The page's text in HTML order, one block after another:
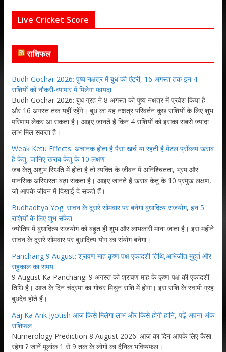
Live Cricket Score
राशिफल
Budh Gochar 2026: पुष्य नक्षत्र में बुध की एंट्री, 16 अगस्त तक इन 4
राशियों को नौकरी-व्यापार में मिलेगा फायदा
Budh Gochar 2026: बुध ग्रह ने 8 अगस्त को पुष्य नक्षत्र में प्रवेश किया है
और 16 अगस्त तक यहीं रहेंगे। बुध का यह नक्षत्र परिवर्तन कुछ राशियों के लिए शुभ
परिणाम लेकर आ सकता है। आइए जानते हैं किन 4 राशियों को इसका सबसे ज्यादा
लाभ मिल सकता है।
Weak Ketu Effects: अचानक होता है पैसा खर्च या रहती है मेंटल प्रॉब्लम खराब
है केतु, जानिए खराब केतु के 10 लक्षण
जब केतु अशुभ स्थिति में होता है तो व्यक्ति के जीवन में अनिश्चितता, भ्रम और
मानसिक अस्थिरता बढ़ा सकता है। आइए जानते हैं खराब केतु के 10 प्रमुख लक्षण,
जो आपके जीवन में दिखाई दे सकते हैं।
Budhaditya Yog: सावन के दूसरे सोमवार पर बनेगा बुधादित्य राजयोग, इन 5
राशियों के लिए शुभ संकेत
ज्योतिष में बुधादित्य राजयोग को बहुत ही शुभ और लाभकारी माना जाता है। इस महीने
सावन के दूसरे सोमवार पर बुधादित्य योग का संयोग बनेगा।
Panchang 9 August: श्रावण माह कृष्ण पक्ष एकादशी तिथि,अभिजीत मुहूर्त और
राहुकाल का समय
9 August Ka Panchang: 9 अगस्त को श्रावण माह के कृष्ण पक्ष की एकादशी
तिथि है। आज के दिन चंद्रमा का गोचर मिथुन राशि में होगा। इस राशि के स्वामी ग्रह
बुधदेव होते हैं।
Aaj Ka Ank Jyotish आज किसे मिलेगा लाभ और किसे होगी हानि, पढ़ें अपना अंक
राशिफल
Numerology Prediction 8 August 2026: आज का दिन आपके लिए कैसा
रहेगा ? जानें मूलांक 1 से 9 तक के लोगों का दैनिक भविष्यफल।